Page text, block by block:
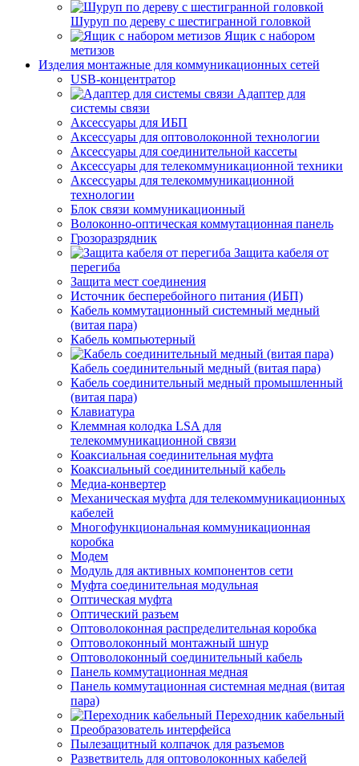
Шуруп по дереву с шестигранной головкой
Ящик с набором
метизов
Изделия монтажные для коммуникационных сетей
USB-концентратор
Адаптер для
системы связи
Аксессуары для ИБП
Аксессуары для оптоволоконной технологии
Аксессуары для соединительной кассеты
Аксессуары для телекоммуникационной техники
Аксессуары для телекоммуникационной
технологии
Блок связи коммуникационный
Волоконно-оптическая коммутационная панель
Грозоразрядник
Защита кабеля от
перегиба
Защита мест соединения
Источник бесперебойного питания (ИБП)
Кабель коммутационный системный медный
(витая пара)
Кабель компьютерный
Кабель соединительный медный (витая пара)
Кабель соединительный медный промышленный
(витая пара)
Клавиатура
Клеммная колодка LSA для
телекоммуникационной связи
Коаксиальная соединительная муфта
Коаксиальный соединительный кабель
Медиа-конвертер
Механическая муфта для телекоммуникационных
кабелей
Многофункциональная коммуникационная
коробка
Модем
Модуль для активных компонентов сети
Муфта соединительная модульная
Оптическая муфта
Оптический разъем
Оптоволоконная распределительная коробка
Оптоволоконный монтажный шнур
Оптоволоконный соединительный кабель
Панель коммутационная медная
Панель коммутационная системная медная (витая
пара)
Переходник кабельный
Преобразователь интерфейса
Пылезащитный колпачок для разъемов
Разветвитель для оптоволоконных кабелей